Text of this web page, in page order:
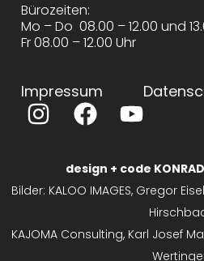
Bürozeiten:
Mo – Do 08.00 – 12.00 und
Fr 08.00 – 12.00 Uhr
Impressum
design + code
Bilder: KALOO IMAGES, Gregor
KAJOMA Consulting, Karl Josef